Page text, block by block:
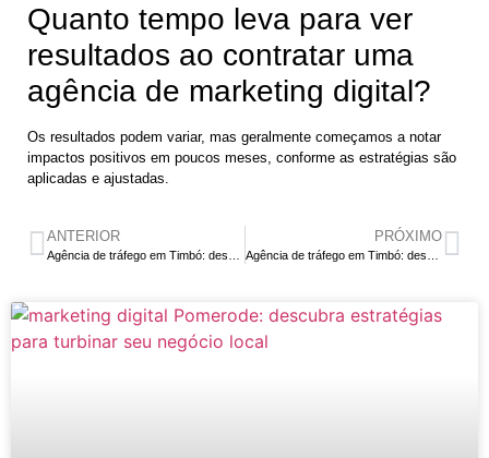
Quanto tempo leva para ver
resultados ao contratar uma
agência de marketing digital?
Os resultados podem variar, mas geralmente começamos a notar
impactos positivos em poucos meses, conforme as estratégias são
aplicadas e ajustadas.
ANTERIOR PRÓXIMO